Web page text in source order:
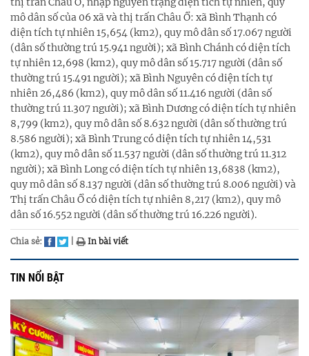
mô dân số của 06 xã và thị trấn Châu Ổ: xã Bình Thạnh có
diện tích tự nhiên 15,654 (km2), quy mô dân số 17.067 người
(dân số thường trú 15.941 người); xã Bình Chánh có diện tích
tự nhiên 12,698 (km2), quy mô dân số 15.717 người (dân số
thường trú 15.491 người); xã Bình Nguyên có diện tích tự
nhiên 26,486 (km2), quy mô dân số 11.416 người (dân số
thường trú 11.307 người); xã Bình Dương có diện tích tự nhiên
8,799 (km2), quy mô dân số 8.632 người (dân số thường trú
8.586 người); xã Bình Trung có diện tích tự nhiên 14,531
(km2), quy mô dân số 11.537 người (dân số thường trú 11.312
người); xã Bình Long có diện tích tự nhiên 13,6838 (km2),
quy mô dân số 8.137 người (dân số thường trú 8.006 người) và
Thị trấn Châu Ổ có diện tích tự nhiên 8,217 (km2), quy mô
dân số 16.552 người (dân số thường trú 16.226 người).
Chia sẻ: In bài viết
TIN NỔI BẬT